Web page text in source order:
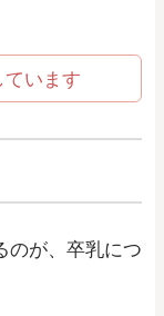
います
のが、卒乳につ